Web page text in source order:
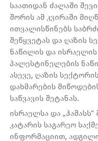
საათიდან ძალაში
შორის ამ კვირაში
ითვალისწინებს
შეწყვეტას და ღაზის
ნაწილის და
პალესტინელების
ასევე, ღაზის
დახმარების
საწვავის შეტანას.
ისრაელსა და
კატარის საგარეო
ინფორმაციით,